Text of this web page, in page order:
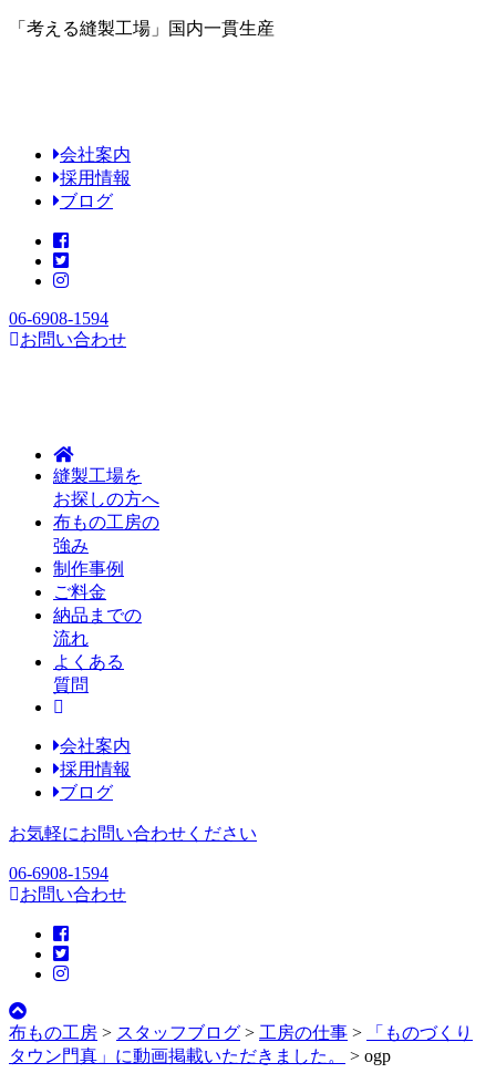
「考える縫製工場」国内一貫生産
会社案内
採用情報
ブログ
06-6908-1594
お問い合わせ
縫製工場を
お探しの方へ
布もの工房の
強み
制作事例
ご料金
納品までの
流れ
よくある
質問
会社案内
採用情報
ブログ
お気軽にお問い合わせください
06-6908-1594
お問い合わせ
布もの工房 > スタッフブログ > 工房の仕事 >
「ものづくり
タウン門真」に動画掲載いただきました。
> ogp